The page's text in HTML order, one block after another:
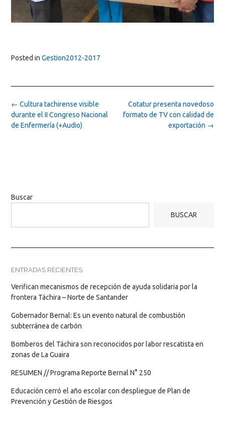
Posted in Gestion2012-2017
Post
navigation
Cotatur presenta novedoso
formato de TV con calidad de
exportación →
← Cultura tachirense visible
durante el II Congreso Nacional
de Enfermería (+Audio)
Buscar
BUSCAR
ENTRADAS RECIENTES
Verifican mecanismos de recepción de ayuda solidaria por la
frontera Táchira – Norte de Santander
Gobernador Bernal: Es un evento natural de combustión
subterránea de carbón
Bomberos del Táchira son reconocidos por labor rescatista en
zonas de La Guaira
RESUMEN // Programa Reporte Bernal N° 250
Educación cerró el año escolar con despliegue de Plan de
Prevención y Gestión de Riesgos